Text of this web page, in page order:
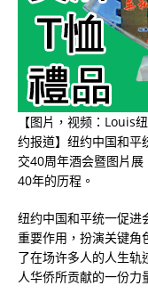
【图片，视频：Louis
约报道】纽约中国和平
交40周年酒会暨图片
40年的历程。
纽约中国和平统一促进
重要作用，扮演关键角
了在场许多人的人生轨
人华侨所贡献的一份力